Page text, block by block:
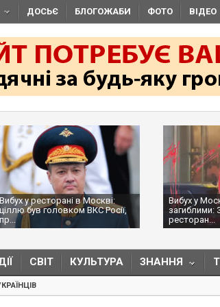
ДОСЬЄ БЛОГОЖАБИ ФОТО ВІДЕО
Вибух у ресторані в Москві:
ціллю був головком ВКС Росії,
пр...
Вибух у
загиблими:
ресторан...
СВІТ КУЛЬТУРА ЗНАННЯ